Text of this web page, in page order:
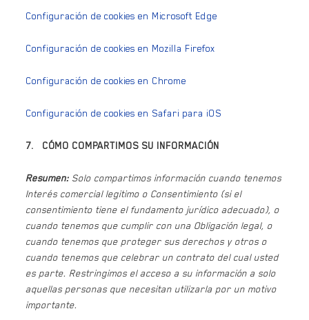
Configuración de cookies en Microsoft Edge
Configuración de cookies en Mozilla Firefox
Configuración de cookies en Chrome
Configuración de cookies en Safari para iOS
7. CÓMO COMPARTIMOS SU INFORMACIÓN
Resumen: Solo compartimos información cuando tenemos
Interés comercial legitimo o Consentimiento (si el
consentimiento tiene el fundamento jurídico adecuado), o
cuando tenemos que cumplir con una Obligación legal, o
cuando tenemos que proteger sus derechos y otros o
cuando tenemos que celebrar un contrato del cual usted
es parte. Restringimos el acceso a su información a solo
aquellas personas que necesitan utilizarla por un motivo
importante.